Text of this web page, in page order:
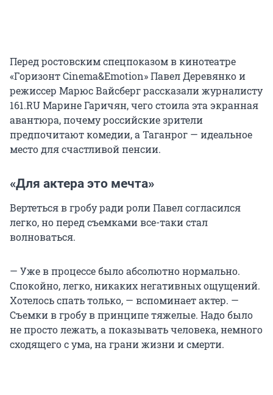
Перед ростовским спецпоказом в кинотеатре
«Горизонт Cinema&Emotion» Павел Деревянко и
режиссер Марюс Вайсберг рассказали журналисту
161.RU Марине Гаричян, чего стоила эта экранная
авантюра, почему российские зрители
предпочитают комедии, а Таганрог — идеальное
место для счастливой пенсии.
«Для актера это мечта»
Вертеться в гробу ради роли Павел согласился
легко, но перед съемками все-таки стал
волноваться.
— Уже в процессе было абсолютно нормально.
Спокойно, легко, никаких негативных ощущений.
Хотелось спать только, — вспоминает актер. —
Съемки в гробу в принципе тяжелые. Надо было
не просто лежать, а показывать человека, немного
сходящего с ума, на грани жизни и смерти.